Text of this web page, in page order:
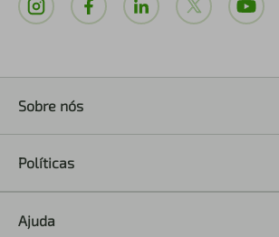
Sobre nós
Políticas
Ajuda